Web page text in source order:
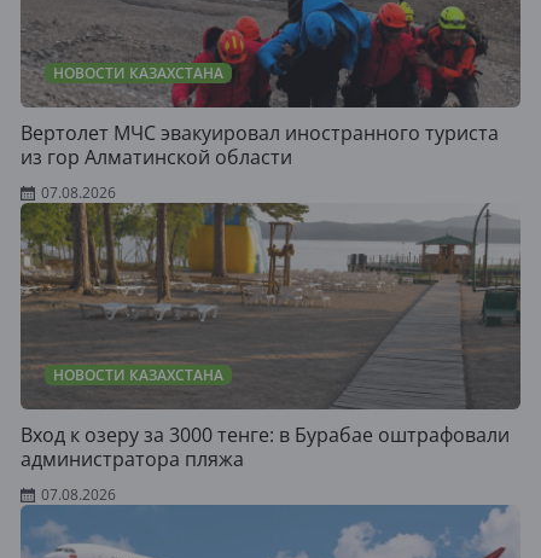
НОВОСТИ КАЗАХСТАНА
Вертолет МЧС эвакуировал иностранного туриста
из гор Алматинской области
07.08.2026
НОВОСТИ КАЗАХСТАНА
Вход к озеру за 3000 тенге: в Бурабае оштрафовали
администратора пляжа
07.08.2026